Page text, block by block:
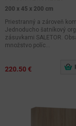
200 x 45 x 200 cm
Priestranný a zároveň
Jednoducho šatníkový
zásuvkami SALETOR.
množstvo políc...
220.50 €